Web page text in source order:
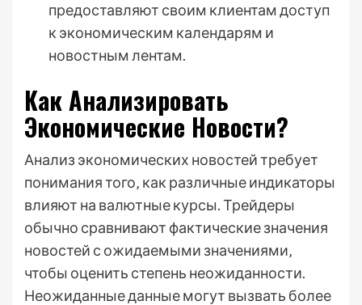
предоставляют своим клиентам доступ
к экономическим календарям и
новостным лентам.
Как Анализировать
Экономические Новости?
Анализ экономических новостей требует
понимания того‚ как различные индикаторы
влияют на валютные курсы. Трейдеры
обычно сравнивают фактические значения
новостей с ожидаемыми значениями‚
чтобы оценить степень неожиданности.
Неожиданные данные могут вызвать более